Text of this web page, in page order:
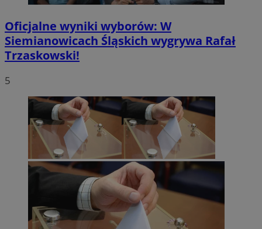
Oficjalne wyniki wyborów: W
Siemianowicach Śląskich wygrywa Rafał
Trzaskowski!
5